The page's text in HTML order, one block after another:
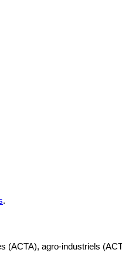
.
(ACTA), agro-industriels